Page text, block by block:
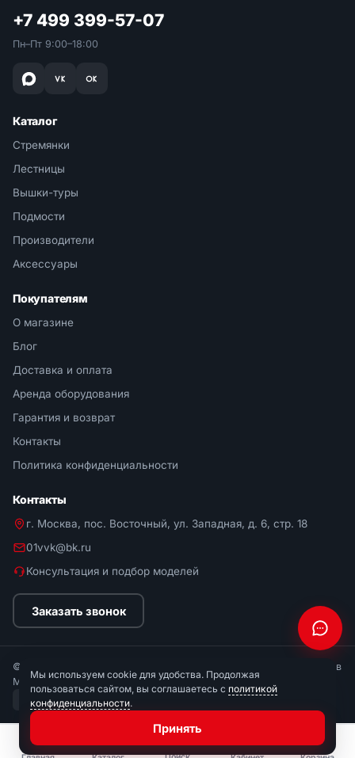
+7 499 399-57-07
Пн–Пт 9:00–18:00
Каталог
Стремянки
Лестницы
Вышки-туры
Подмости
Производители
Аксессуары
Покупателям
О магазине
Блог
Доставка и оплата
Аренда оборудования
Гарантия и возврат
Контакты
Политика конфиденциальности
Контакты
г. Москва, пос. Восточный, ул. Западная, д. 6, стр. 18
01vvk@bk.ru
Консультация и подбор моделей
Заказать звонок
© 2026 Мир Стремянок. Интернет-магазин стремянок и лестниц в
Москве.
МИР СБП Visa Mastercard
Мы используем cookie для удобства. Продолжая
пользоваться сайтом, вы соглашаетесь с политикой
конфиденциальности.
Принять